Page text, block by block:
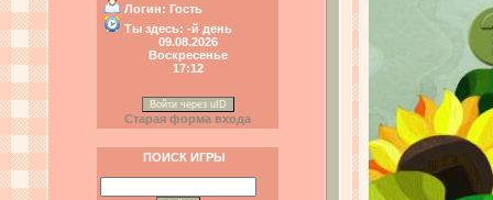
Логин: Гость
Ты здесь: -й день
09.08.2026
Воскресенье
17:12
Войти через uID
Старая форма входа
ПОИСК ИГРЫ